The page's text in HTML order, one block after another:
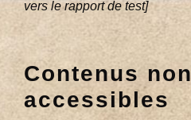
vers le rapport de test]
Contenus non
accessibles